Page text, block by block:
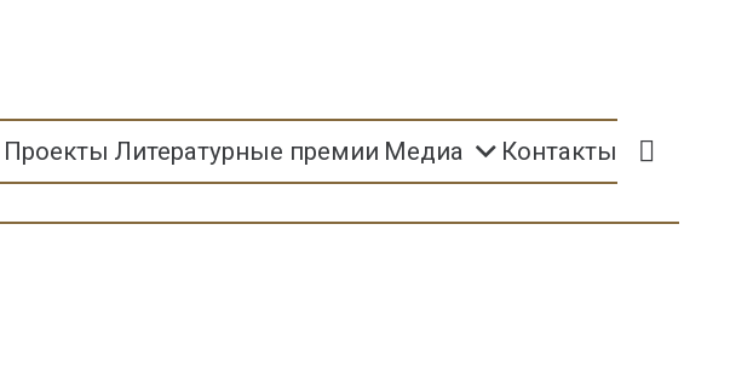
Проекты Литературные премии Медиа Контакты